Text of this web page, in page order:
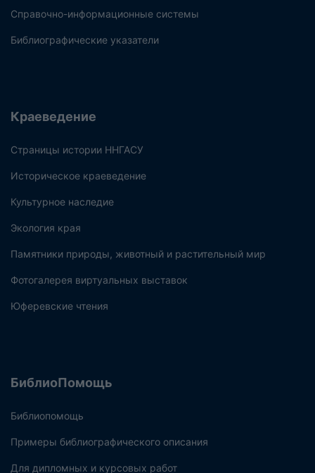
Справочно-информационные системы
Библиографические указатели
Краеведение
Страницы истории ННГАСУ
Историческое краеведение
Культурное наследие
Экология края
Памятники природы, животный и растительный мир
Фотогалерея виртуальных выставок
Юферевские чтения
БиблиоПомощь
Библиопомощь
Примеры библиографического описания
Для дипломных и курсовых работ